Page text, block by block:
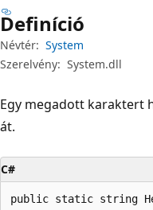
Definíció
Névtér: System
Szerelvény: System.dll
Egy megadott karaktert
át.
C#
public static string